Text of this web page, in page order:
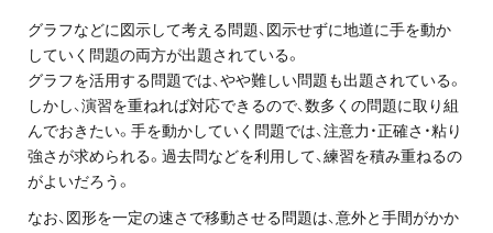
グラフなどに図示して考える問題、図示せずに地道に手を動か
していく問題の両方が出題されている。
グラフを活用する問題では、やや難しい問題も出題されている。
しかし、演習を重ねれば対応できるので、数多くの問題に取り組
んでおきたい。手を動かしていく問題では、注意力・正確さ・粘り
強さが求められる。過去問などを利用して、練習を積み重ねるの
がよいだろう。
なお、図形を一定の速さで移動させる問題は、意外と手間がかか